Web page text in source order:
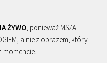
ŻYWO, ponieważ MSZA
a nie z obrazem, który
momencie.